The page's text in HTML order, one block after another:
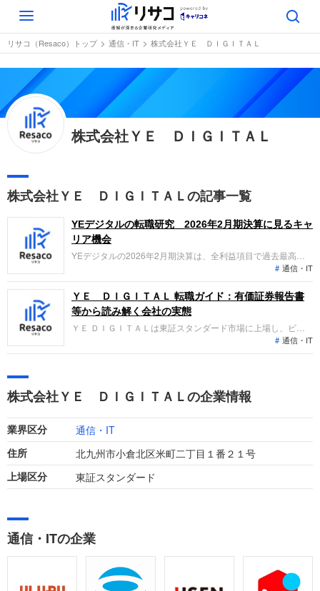
Toggle
navigation
リサコ（Resaco）トップ 通信・IT 株式会社ＹＥ ＤＩＧＩＴＡＬ
株式会社ＹＥ ＤＩＧＩＴＡＬ
株式会社ＹＥ ＤＩＧＩＴＡＬの記事一覧
YEデジタルの転職研究 2026年2月期決算に見るキャ
リア機会
YEデジタルの2026年2月期決算は、全利益項目で過去最高を
更新。生成AI活用により開発工数を50%削減するなど、圧倒的
な生産性向上を実現しています。「なぜ今YEデジタルなの
か？」「転職希望者がどの事業で、どんな役割を担えるのか」
を整理します。
通信・IT
ＹＥ ＤＩＧＩＴＡＬ 転職ガイド：有価証券報告書
等から読み解く会社の実態
ＹＥ ＤＩＧＩＴＡＬは東証スタンダード市場に上場し、ビジ
ネスおよびＩｏＴソリューション事業を展開する企業です。安
川電機グループとして製造業で培った技術力を強みに企業のＤ
通信・IT
株式会社ＹＥ ＤＩＧＩＴＡＬの企業情報
業界区分 通信・IT
住所 北九州市小倉北区米町二丁目１番２１号
上場区分 東証スタンダード
通信・ITの企業